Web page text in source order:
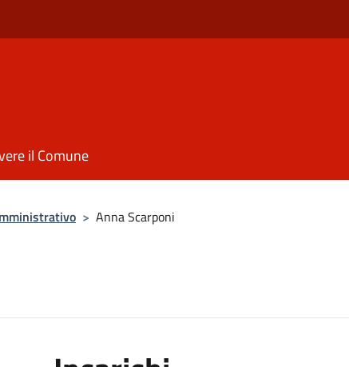
il Comune
> Anna Scarponi